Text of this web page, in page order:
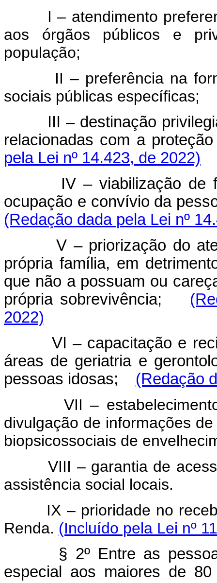
I – atendimento
aos órgãos públicos e
população;
II – preferência na
sociais públicas específicas;
III – destinação
relacionadas com a
pela Lei nº 14.423, de 2022)
IV – viabilização de
ocupação e convívio da
(Redação dada pela Lei nº
V – priorização do
própria família, em
que não a possuam ou
própria sobrevivência;
2022)
VI – capacitação e
áreas de geriatria e
pessoas idosas;
(Redação
VII – estabelecimento
divulgação de informações
biopsicossociais de
VIII – garantia de acesso
assistência social locais.
IX – prioridade no
Renda. (Incluído pela Lei nº
§ 2º Entre as
especial aos maiores de